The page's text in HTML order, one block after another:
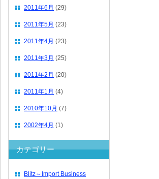
2011年6月 (29)
2011年5月 (23)
2011年4月 (23)
2011年3月 (25)
2011年2月 (20)
2011年1月 (4)
2010年10月 (7)
2002年4月 (1)
カテゴリー
Blitz～Import Business